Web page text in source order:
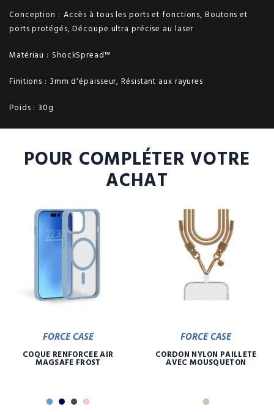
Conception : Accès à tous les ports et fonctions, Boutons et
ports protégés, Découpe ultra précise au laser
Matériau : ShockSpread™
Finitions : 3mm d'épaisseur, Résistant aux rayures
Poids : 30g
POUR COMPLÉTER VOTRE
ACHAT
FORCE CASE
COQUE RENFORCÉE AIR
MAGSAFE FROST
BleuMarine
NoirRose
FORCE CASE
CORDON NYLON PAILLETE
AVEC MOUSQUETON
Or